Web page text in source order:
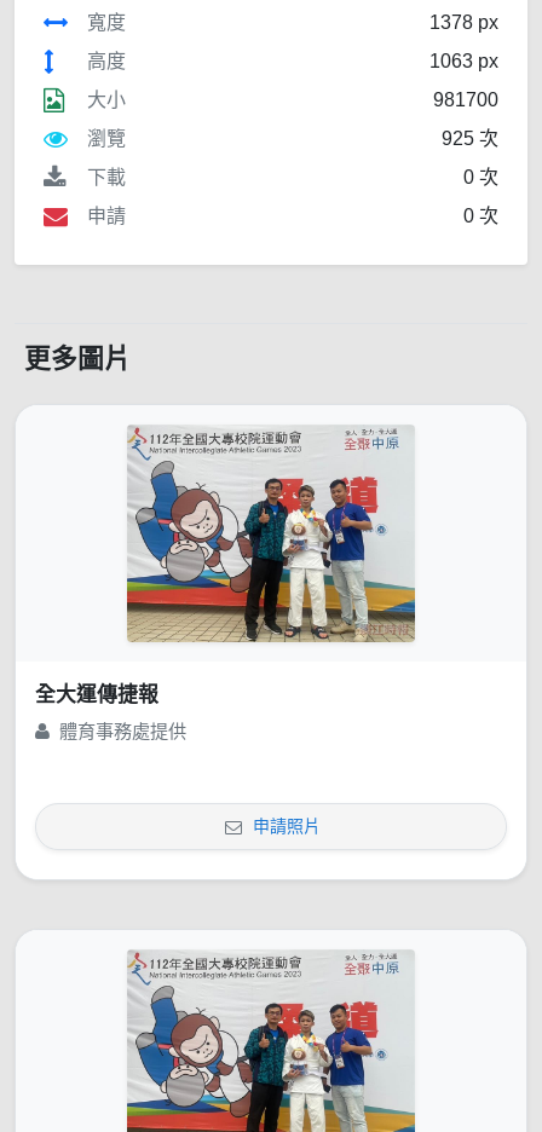
寬度
1378 px
高度
1063 px
大小
981700
瀏覽
925 次
下載
0 次
申請
0 次
更多圖片
全大運傳捷報
體育事務處提供
申請照片